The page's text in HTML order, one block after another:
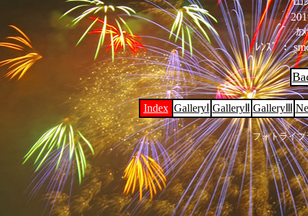
ｶ
ﾚﾝｽﾞ ：
Index GalleryⅠ GalleryⅡ GalleryⅢ
フォトライ